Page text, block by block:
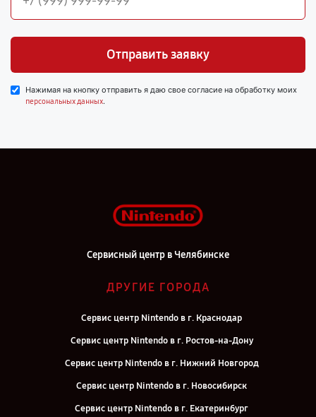
Отправить заявку
Нажимая на кнопку отправить я даю свое согласие на обработку моих
персональных данных.
Сервисный центр в Челябинске
ДРУГИЕ ГОРОДА
Сервис центр Nintendo в г. Краснодар
Сервис центр Nintendo в г. Ростов-на-Дону
Сервис центр Nintendo в г. Нижний Новгород
Сервис центр Nintendo в г. Новосибирск
Сервис центр Nintendo в г. Екатеринбург